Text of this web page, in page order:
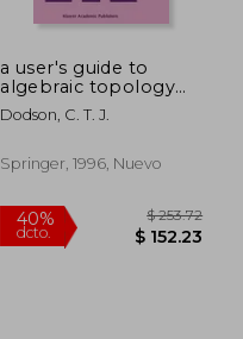
a user's guide to
algebraic topology
(en Inglés)
Dodson, C. T. J.
Springer, 1996, Nuevo